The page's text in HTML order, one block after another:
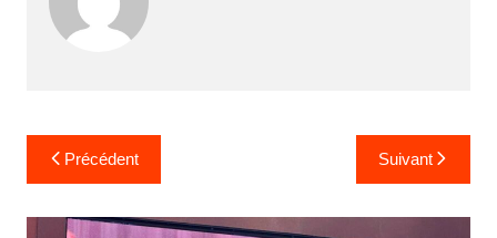
Navigation
de
l’article
Précédent Suivant